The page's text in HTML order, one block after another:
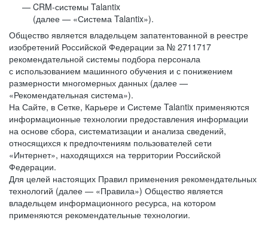
CRM-системы Talantix
(далее — «Система Talantix»).
Общество является владельцем запатентованной в реестре
изобретений Российской Федерации за № 2711717
рекомендательной системы подбора персонала
с использованием машинного обучения и с понижением
размерности многомерных данных (далее —
«Рекомендательная система»).
На Сайте, в Сетке, Карьере и Системе Talantix применяются
информационные технологии предоставления информации
на основе сбора, систематизации и анализа сведений,
относящихся к предпочтениям пользователей сети
«Интернет», находящихся на территории Российской
Федерации.
Для целей настоящих Правил применения рекомендательных
технологий (далее — «Правила») Общество является
владельцем информационного ресурса, на котором
применяются рекомендательные технологии.